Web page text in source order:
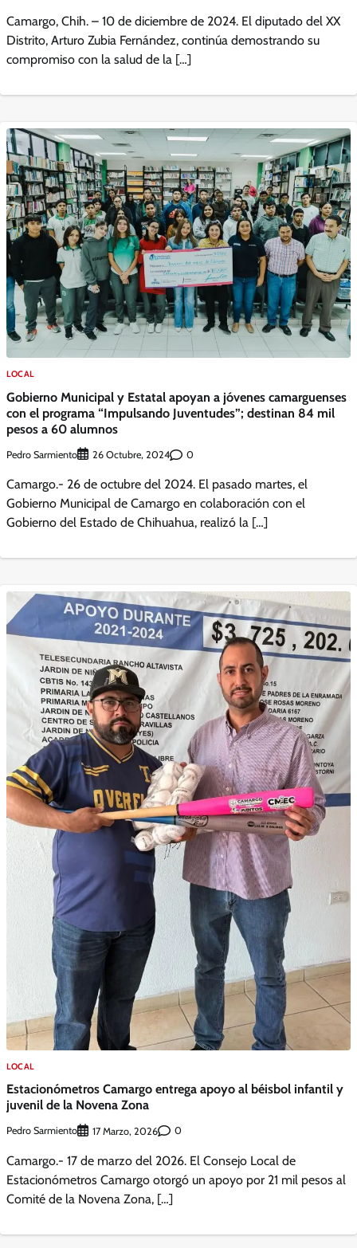
Camargo, Chih. – 10 de diciembre de 2024. El diputado del XX
Distrito, Arturo Zubia Fernández, continúa demostrando su
compromiso con la salud de la […]
LOCAL
Gobierno Municipal y Estatal apoyan a jóvenes camarguenses
con el programa “Impulsando Juventudes”; destinan 84 mil
pesos a 60 alumnos
Pedro Sarmiento 26 Octubre, 2024 0
Camargo.- 26 de octubre del 2024. El pasado martes, el
Gobierno Municipal de Camargo en colaboración con el
Gobierno del Estado de Chihuahua, realizó la […]
LOCAL
Estacionómetros Camargo entrega apoyo al béisbol infantil y
juvenil de la Novena Zona
Pedro Sarmiento 17 Marzo, 2026 0
Camargo.- 17 de marzo del 2026. El Consejo Local de
Estacionómetros Camargo otorgó un apoyo por 21 mil pesos al
Comité de la Novena Zona, […]